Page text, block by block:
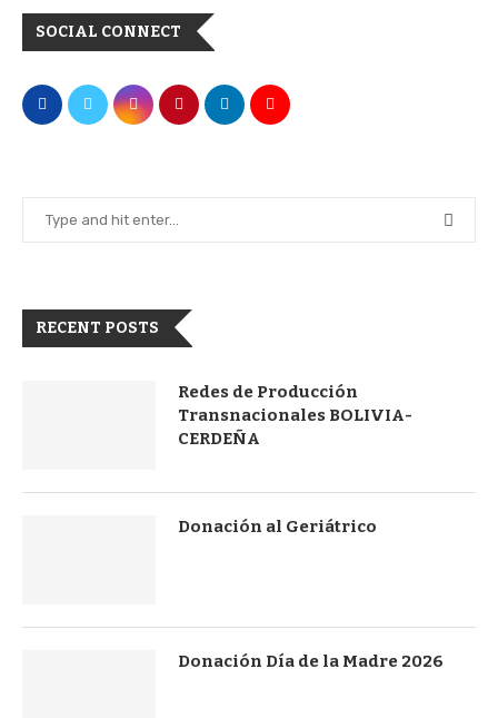
SOCIAL CONNECT
RECENT POSTS
Redes de Producción
Transnacionales BOLIVIA-
CERDEÑA
Donación al Geriátrico
Donación Día de la Madre 2026